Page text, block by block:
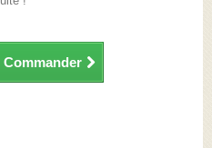
Commander